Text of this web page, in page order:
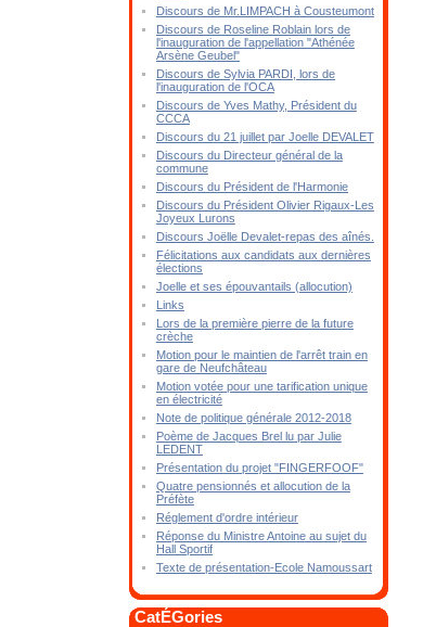
Discours de Mr.LIMPACH à Cousteumont
Discours de Roseline Roblain lors de
l'inauguration de l'appellation "Athénée
Arsène Geubel"
Discours de Sylvia PARDI, lors de
l'inauguration de l'OCA
Discours de Yves Mathy, Président du
CCCA
Discours du 21 juillet par Joelle DEVALET
Discours du Directeur général de la
commune
Discours du Président de l'Harmonie
Discours du Président Olivier Rigaux-Les
Joyeux Lurons
Discours Joëlle Devalet-repas des aînés.
Félicitations aux candidats aux dernières
élections
Joelle et ses épouvantails (allocution)
Links
Lors de la première pierre de la future
crèche
Motion pour le maintien de l'arrêt train en
gare de Neufchâteau
Motion votée pour une tarification unique
en électricité
Note de politique générale 2012-2018
Poème de Jacques Brel lu par Julie
LEDENT
Présentation du projet "FINGERFOOF"
Quatre pensionnés et allocution de la
Préfète
Réglement d'ordre intérieur
Réponse du Ministre Antoine au sujet du
Hall Sportif
Texte de présentation-Ecole Namoussart
CatÉGories